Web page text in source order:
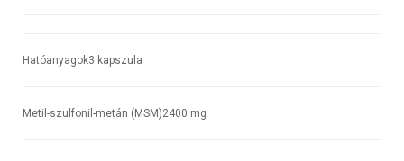
Hatóanyagok3 kapszula
Metil-szulfonil-metán (MSM)2400 mg